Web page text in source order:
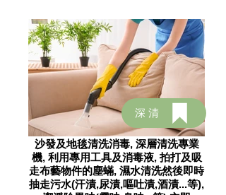
沙發及地毯清洗消毒, 深層清洗專業
機, 利用專用工具及消毒液, 拍打及吸
走布藝物件的塵蟎, 濕水清洗然後即時
抽走污水(汗漬,尿漬,嘔吐漬,酒漬...等),
深清